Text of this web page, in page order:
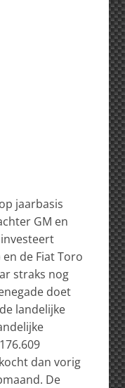
jaarbasis
GM en
de Fiat Toro
straks nog
doet
landelijke
dan vorig
De